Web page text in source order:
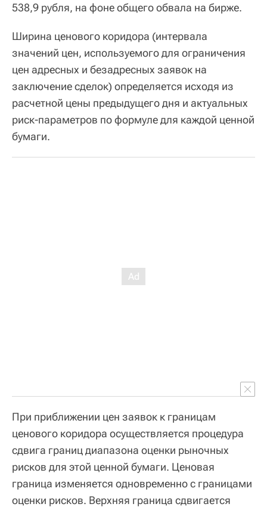
538,9 рубля, на фоне общего обвала на бирже.
Ширина ценового коридора (интервала
значений цен, используемого для ограничения
цен адресных и безадресных заявок на
заключение сделок) определяется исходя из
расчетной цены предыдущего дня и актуальных
риск-параметров по формуле для каждой ценной
бумаги.
При приближении цен заявок к границам
ценового коридора осуществляется процедура
сдвига границ диапазона оценки рыночных
рисков для этой ценной бумаги. Ценовая
граница изменяется одновременно с границами
оценки рисков. Верхняя граница сдвигается